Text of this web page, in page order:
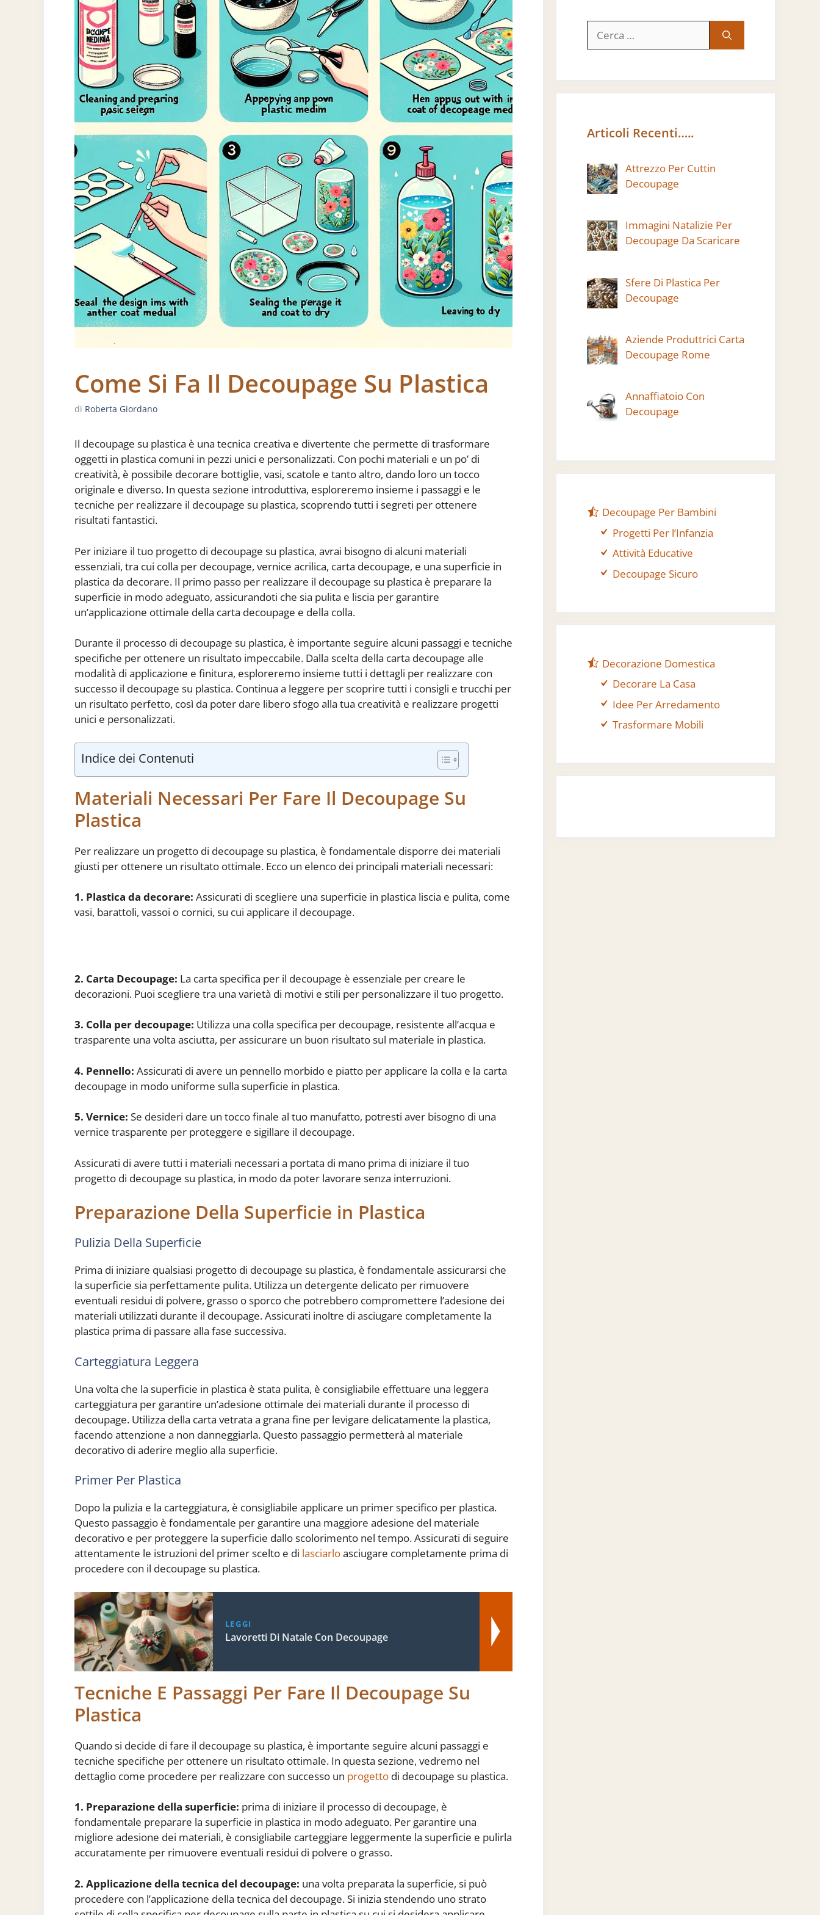
Come Si Fa Il Decoupage Su Plastica
di Roberta Giordano
Il decoupage su plastica è una tecnica creativa e divertente che permette di trasformare
oggetti in plastica comuni in pezzi unici e personalizzati. Con pochi materiali e un po’ di
creatività, è possibile decorare bottiglie, vasi, scatole e tanto altro, dando loro un tocco
originale e diverso. In questa sezione introduttiva, esploreremo insieme i passaggi e le
tecniche per realizzare il decoupage su plastica, scoprendo tutti i segreti per ottenere
risultati fantastici.
Per iniziare il tuo progetto di decoupage su plastica, avrai bisogno di alcuni materiali
essenziali, tra cui colla per decoupage, vernice acrilica, carta decoupage, e una superficie in
plastica da decorare. Il primo passo per realizzare il decoupage su plastica è preparare la
superficie in modo adeguato, assicurandoti che sia pulita e liscia per garantire
un’applicazione ottimale della carta decoupage e della colla.
Durante il processo di decoupage su plastica, è importante seguire alcuni passaggi e tecniche
specifiche per ottenere un risultato impeccabile. Dalla scelta della carta decoupage alle
modalità di applicazione e finitura, esploreremo insieme tutti i dettagli per realizzare con
successo il decoupage su plastica. Continua a leggere per scoprire tutti i consigli e trucchi per
un risultato perfetto, così da poter dare libero sfogo alla tua creatività e realizzare progetti
unici e personalizzati.
Indice dei Contenuti
Materiali Necessari Per Fare Il Decoupage Su
Plastica
Per realizzare un progetto di decoupage su plastica, è fondamentale disporre dei materiali
giusti per ottenere un risultato ottimale. Ecco un elenco dei principali materiali necessari:
1. Plastica da decorare: Assicurati di scegliere una superficie in plastica liscia e pulita, come
vasi, barattoli, vassoi o cornici, su cui applicare il decoupage.
2. Carta Decoupage: La carta specifica per il decoupage è essenziale per creare le
decorazioni. Puoi scegliere tra una varietà di motivi e stili per personalizzare il tuo progetto.
3. Colla per decoupage: Utilizza una colla specifica per decoupage, resistente all’acqua e
trasparente una volta asciutta, per assicurare un buon risultato sul materiale in plastica.
4. Pennello: Assicurati di avere un pennello morbido e piatto per applicare la colla e la carta
decoupage in modo uniforme sulla superficie in plastica.
5. Vernice: Se desideri dare un tocco finale al tuo manufatto, potresti aver bisogno di una
vernice trasparente per proteggere e sigillare il decoupage.
Assicurati di avere tutti i materiali necessari a portata di mano prima di iniziare il tuo
progetto di decoupage su plastica, in modo da poter lavorare senza interruzioni.
Preparazione Della Superficie in Plastica
Pulizia Della Superficie
Prima di iniziare qualsiasi progetto di decoupage su plastica, è fondamentale assicurarsi che
la superficie sia perfettamente pulita. Utilizza un detergente delicato per rimuovere
eventuali residui di polvere, grasso o sporco che potrebbero compromettere l’adesione dei
materiali utilizzati durante il decoupage. Assicurati inoltre di asciugare completamente la
plastica prima di passare alla fase successiva.
Carteggiatura Leggera
Una volta che la superficie in plastica è stata pulita, è consigliabile effettuare una leggera
carteggiatura per garantire un’adesione ottimale dei materiali durante il processo di
decoupage. Utilizza della carta vetrata a grana fine per levigare delicatamente la plastica,
facendo attenzione a non danneggiarla. Questo passaggio permetterà al materiale
decorativo di aderire meglio alla superficie.
Primer Per Plastica
Dopo la pulizia e la carteggiatura, è consigliabile applicare un primer specifico per plastica.
Questo passaggio è fondamentale per garantire una maggiore adesione del materiale
decorativo e per proteggere la superficie dallo scolorimento nel tempo. Assicurati di seguire
attentamente le istruzioni del primer scelto e di lasciarloasciugare completamente prima di
procedere con il decoupage su plastica.
LEGGI
Lavoretti Di Natale Con Decoupage
Tecniche E Passaggi Per Fare Il Decoupage Su
Plastica
Quando si decide di fare il decoupage su plastica, è importante seguire alcuni passaggi e
tecniche specifiche per ottenere un risultato ottimale. In questa sezione, vedremo nel
dettaglio come procedere per realizzare con successo un progetto di decoupage su plastica.
1. Preparazione della superficie: prima di iniziare il processo di decoupage, è
fondamentale preparare la superficie in plastica in modo adeguato. Per garantire una
migliore adesione dei materiali, è consigliabile carteggiare leggermente la superficie e pulirla
accuratamente per rimuovere eventuali residui di polvere o grasso.
2. Applicazione della tecnica del decoupage: una volta preparata la superficie, si può
procedere con l’applicazione della tecnica del decoupage. Si inizia stendendo uno strato
per:
Articoli Recenti…..
Attrezzo Per Cuttin
Decoupage
Immagini Natalizie Per
Decoupage Da Scaricare
Sfere Di Plastica Per
Decoupage
Aziende Produttrici Carta
Decoupage Rome
Annaffiatoio Con
Decoupage
Decoupage Per Bambini
Progetti Per l’Infanzia
Attività Educative
Decoupage Sicuro
Decorazione Domestica
Decorare La Casa
Idee Per Arredamento
Trasformare Mobili